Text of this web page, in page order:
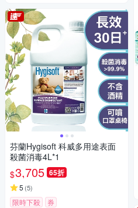
芬蘭Hygisoft 科威多用途表面
殺菌消毒4L*1
$3,705 65折
5 (5)
限時下殺 券